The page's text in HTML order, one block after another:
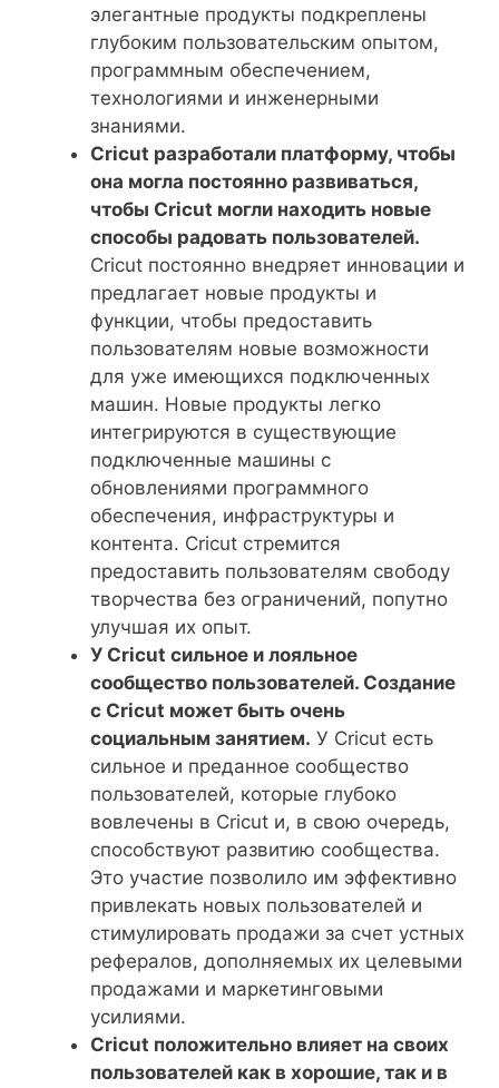
элегантные продукты подкреплены
глубоким пользовательским опытом,
программным обеспечением,
технологиями и инженерными
знаниями.
Cricut разработали платформу, чтобы
она могла постоянно развиваться,
чтобы Cricut могли находить новые
способы радовать пользователей.
Cricut постоянно внедряет инновации и
предлагает новые продукты и
функции, чтобы предоставить
пользователям новые возможности
для уже имеющихся подключенных
машин. Новые продукты легко
интегрируются в существующие
подключенные машины с
обновлениями программного
обеспечения, инфраструктуры и
контента. Cricut стремится
предоставить пользователям свободу
творчества без ограничений, попутно
улучшая их опыт.
У Cricut сильное и лояльное
сообщество пользователей. Создание
с Cricut может быть очень
социальным занятием. У Cricut есть
сильное и преданное сообщество
пользователей, которые глубоко
вовлечены в Cricut и, в свою очередь,
способствуют развитию сообщества.
Это участие позволило им эффективно
привлекать новых пользователей и
стимулировать продажи за счет устных
рефералов, дополняемых их целевыми
продажами и маркетинговыми
усилиями.
Cricut положительно влияет на своих
пользователей как в хорошие, так и в